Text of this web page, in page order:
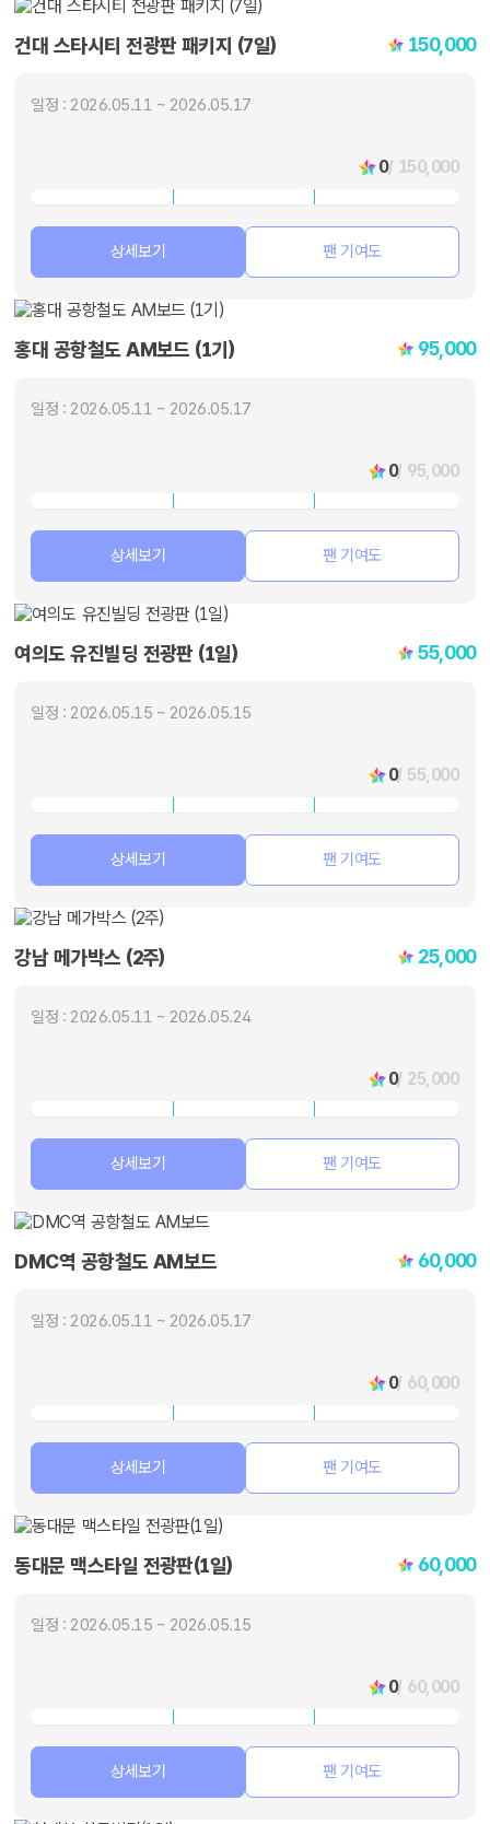
건대 스타시티 전광판 패키지 (7일) 150,000
일정 : 2026.05.11 ~ 2026.05.17
0/ 150,000
상세보기 팬 기여도
홍대 공항철도 AM보드 (1기) 95,000
일정 : 2026.05.11 ~ 2026.05.17
0/ 95,000
상세보기 팬 기여도
여의도 유진빌딩 전광판 (1일) 55,000
일정 : 2026.05.15 ~ 2026.05.15
0/ 55,000
상세보기 팬 기여도
강남 메가박스 (2주) 25,000
일정 : 2026.05.11 ~ 2026.05.24
0/ 25,000
상세보기 팬 기여도
DMC역 공항철도 AM보드 60,000
일정 : 2026.05.11 ~ 2026.05.17
0/ 60,000
상세보기 팬 기여도
동대문 맥스타일 전광판(1일) 60,000
일정 : 2026.05.15 ~ 2026.05.15
0/ 60,000
상세보기 팬 기여도